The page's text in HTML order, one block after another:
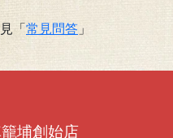
「常見問答 」
埔創始店